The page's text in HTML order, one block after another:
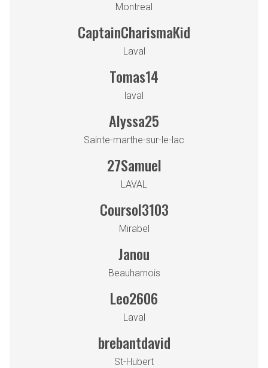
Montreal
CaptainCharismaKid
Laval
Tomas14
laval
Alyssa25
Sainte-marthe-sur-le-lac
27Samuel
LAVAL
Coursol3103
Mirabel
Janou
Beauharnois
Leo2606
Laval
brebantdavid
St-Hubert